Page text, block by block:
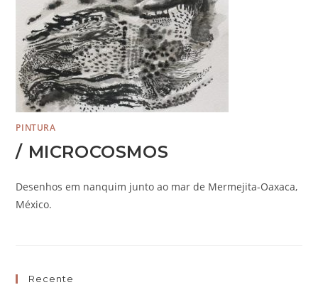
PINTURA
/ MICROCOSMOS
Desenhos em nanquim junto ao mar de Mermejita-Oaxaca,
México.
Recente